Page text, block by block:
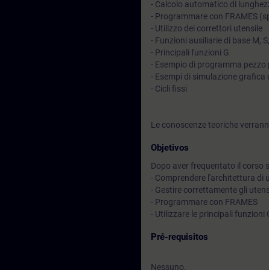
- Calcolo automatico di
- Programmare con FRAMES
- Utilizzo dei correttori utensile
- Funzioni ausiliarie di base M, S,
- Principali funzioni G
- Esempio di programma pezzo
- Esempi di simulazione grafica
- Cicli fissi
Le conoscenze teoriche
Objetivos
Dopo aver frequentato il corso
- Comprendere l'architettura di
- Gestire correttamente gli
- Programmare con FRAMES
- Utilizzare le principali funzioni
Pré-requisitos
Nessuno.